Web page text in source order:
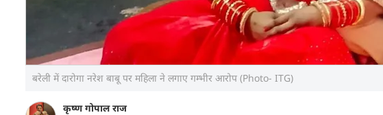
बरेली में दारोगा नरेश बाबू पर महिला ने लगाए गम्भीर आरोप (Photo- ITG)
कृष्ण गोपाल राज